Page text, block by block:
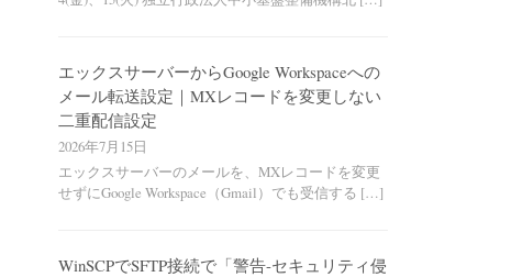
エックスサーバーからGoogle Workspaceへの
メール転送設定｜MXレコードを変更しない
二重配信設定
2026年7月15日
エックスサーバーのメールを、MXレコードを変更
せずにGoogle Workspace（Gmail）でも受信する […]
WinSCPでSFTP接続で「警告-セキュリティ侵